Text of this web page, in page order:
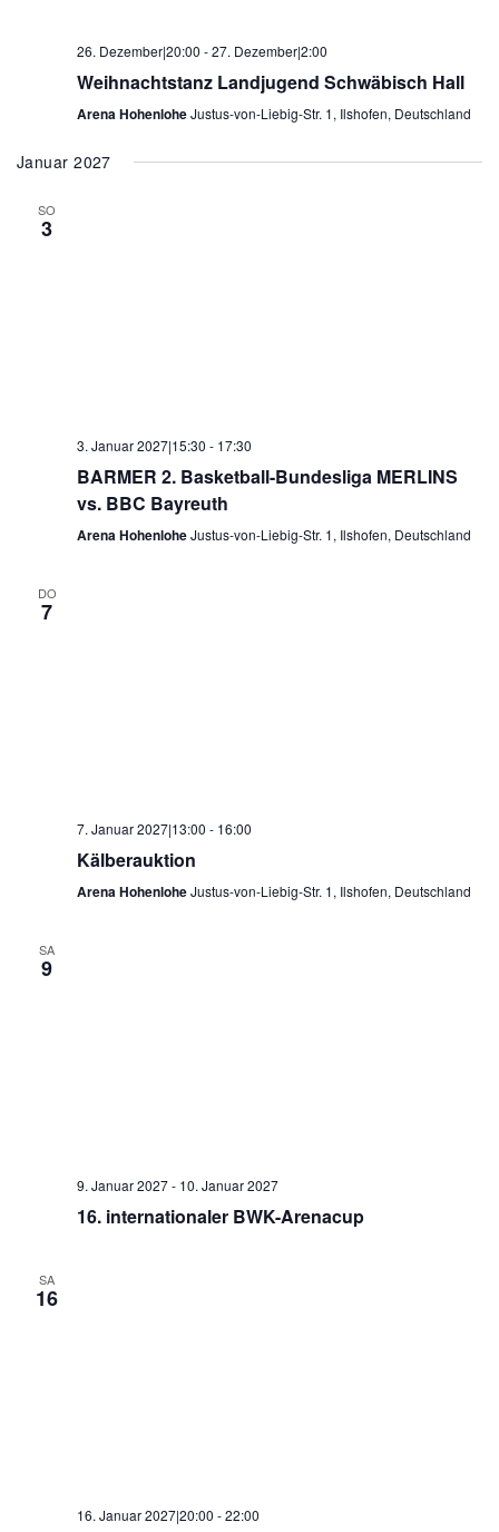
26. Dezember|20:00 -27. Dezember|2:00
Weihnachtstanz Landjugend Schwäbisch Hall
Arena HohenloheJustus-von-Liebig-Str. 1, Ilshofen, Deutschland
Januar 2027
SO
3
3. Januar 2027|15:30 - 17:30
BARMER 2. Basketball-Bundesliga MERLINS
vs. BBC Bayreuth
Arena HohenloheJustus-von-Liebig-Str. 1, Ilshofen, Deutschland
DO
7
7. Januar 2027|13:00 - 16:00
Kälberauktion
Arena HohenloheJustus-von-Liebig-Str. 1, Ilshofen, Deutschland
SA
9
9. Januar 2027- 10. Januar 2027
16. internationaler BWK-Arenacup
SA
16
16. Januar 2027|20:00 -22:00